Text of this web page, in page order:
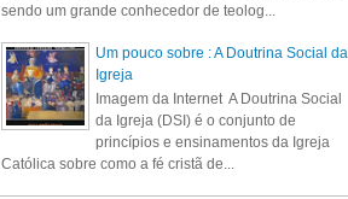
sendo um grande conhecedor de teolog...
Um pouco sobre : A Doutrina Social da
Igreja
Imagem da Internet A Doutrina Social
da Igreja (DSI) é o conjunto de
princípios e ensinamentos da Igreja
Católica sobre como a fé cristã de...